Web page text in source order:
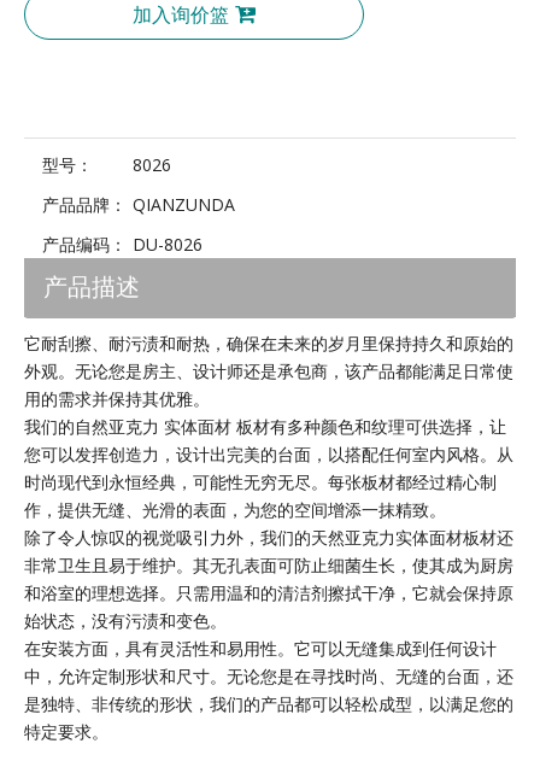
加入询价篮
型号：
8026
产品品牌： QIANZUNDA
产品编码：
DU-8026
产品描述
它耐刮擦、耐污渍和耐热，确保在未来的岁月里保持持久和原始的
外观。无论您是房主、设计师还是承包商，该产品都能满足日常使
用的需求并保持其优雅。
我们的自然亚克力 实体面材 板材有多种颜色和纹理可供选择，让
您可以发挥创造力，设计出完美的台面，以搭配任何室内风格。从
时尚现代到永恒经典，可能性无穷无尽。每张板材都经过精心制
作，提供无缝、光滑的表面，为您的空间增添一抹精致。
除了令人惊叹的视觉吸引力外，我们的天然亚克力实体面材板材还
非常卫生且易于维护。其无孔表面可防止细菌生长，使其成为厨房
和浴室的理想选择。只需用温和的清洁剂擦拭干净，它就会保持原
始状态，没有污渍和变色。
在安装方面，具有灵活性和易用性。它可以无缝集成到任何设计
中，允许定制形状和尺寸。无论您是在寻找时尚、无缝的台面，还
是独特、非传统的形状，我们的产品都可以轻松成型，以满足您的
特定要求。